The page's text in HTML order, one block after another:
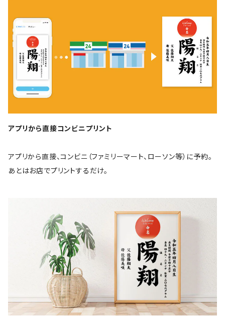
アプリから直接コンビニプリント
アプリから直接、コンビニ（ファミリーマート、ローソン等）に予約。
あとはお店でプリントするだけ。